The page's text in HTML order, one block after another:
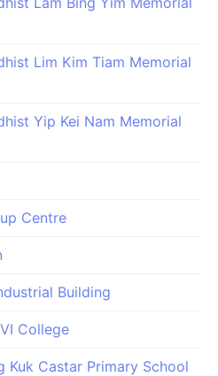
Lim Kim Tiam Memorial
Yip Kei Nam Memorial
Centre
Building
College
Kuk Castar Primary School